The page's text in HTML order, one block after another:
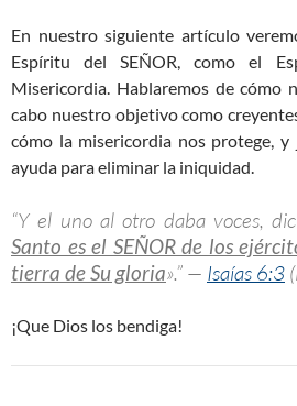
En nuestro siguiente artículo
Espíritu del SEÑOR, como el
Misericordia. Hablaremos de cómo
cabo nuestro objetivo como
cómo la misericordia nos protege,
ayuda para eliminar la iniquidad.
“Y el uno al otro daba voces,
Santo es el SEÑOR de los
tierra de Su gloria».” — Isaías 6:3
¡Que Dios los bendiga!